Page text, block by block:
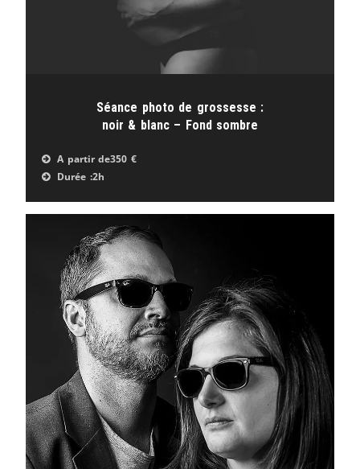
Séance photo de grossesse :
noir & blanc – Fond sombre
A partir de350 €
Durée :2h